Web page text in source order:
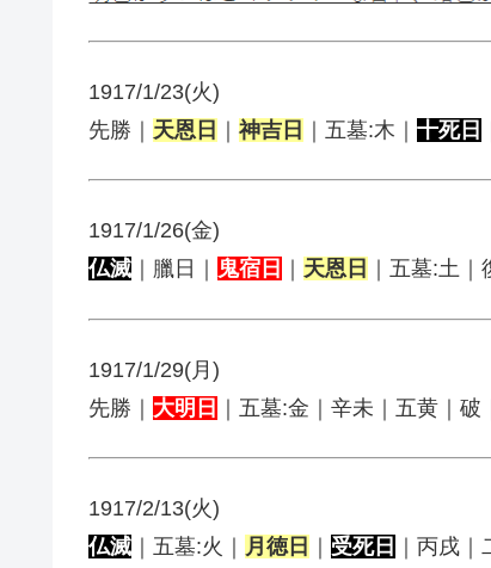
1917/1/23(火)
先勝｜ 天恩日 神吉日 ｜五墓:木｜ 十死日
1917/1/26(金)
仏滅 ｜臘日｜ 鬼宿日 天恩日 ｜五墓:土｜
1917/1/29(月)
先勝｜ 大明日 ｜五墓:金｜辛未｜五黄｜破
1917/2/13(火)
仏滅 ｜五墓:火｜ 月徳日 受死日 ｜丙戌